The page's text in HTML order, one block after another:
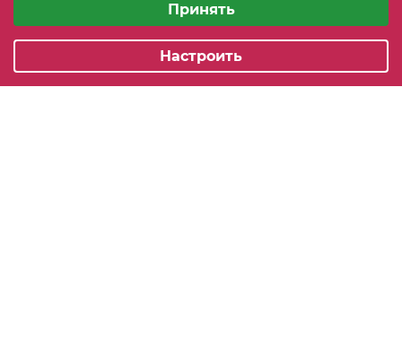
г. Мурманск, ул. Свердлова 11Б
Аналитические/Функциональные
Принять
Настроить